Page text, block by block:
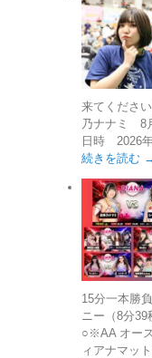
来てくださ
乃ナナミ 8
日時 2026
続きを読む
15分一本勝
ニー（8分
○※AA オー
ィアナマッ